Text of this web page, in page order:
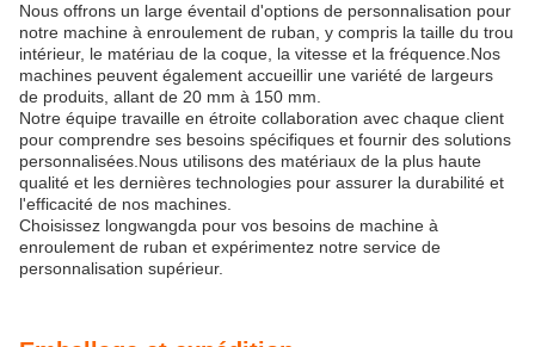
Nous offrons un large éventail d'options de personnalisation pour
notre machine à enroulement de ruban, y compris la taille du trou
intérieur, le matériau de la coque, la vitesse et la fréquence.Nos
machines peuvent également accueillir une variété de largeurs
de produits, allant de 20 mm à 150 mm.
Notre équipe travaille en étroite collaboration avec chaque client
pour comprendre ses besoins spécifiques et fournir des solutions
personnalisées.Nous utilisons des matériaux de la plus haute
qualité et les dernières technologies pour assurer la durabilité et
l'efficacité de nos machines.
Choisissez longwangda pour vos besoins de machine à
enroulement de ruban et expérimentez notre service de
personnalisation supérieur.